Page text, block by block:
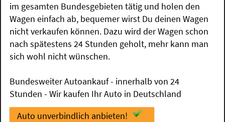
im gesamten Bundesgebieten tätig und holen den
Wagen einfach ab, bequemer wirst Du deinen Wagen
nicht verkaufen können. Dazu wird der Wagen schon
nach spätestens 24 Stunden geholt, mehr kann man
sich wohl nicht wünschen.
Bundesweiter Autoankauf - innerhalb von 24
Stunden - Wir kaufen Ihr Auto in Deutschland
Auto unverbindlich anbieten!